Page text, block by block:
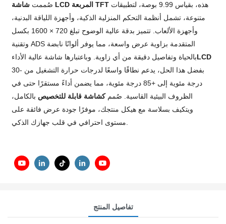
صُممت
شاشة LCD المربعة TFT
متنوعة، تشمل أنظمة التحكم المنزلية الذكية، وأجهزة اللياقة البدنية،
وأجهزة الألعاب. تتميز بدقة عالية الوضوح تبلغ 720 × 1600 بكسل
وتقنية ADS المتقدمة بزاوية عرض واسعة، مما يوفر ألوانًا نابضة
بالحياة وتفاصيل دقيقة من أي زاوية. وباعتبارها شاشة عالية الأداءLCD
بفضل هذا الحل، يدعم نطاقًا واسعًا لدرجات حرارة التشغيل من -30
درجة مئوية إلى +85 درجة مئوية، مما يضمن أداءً مستقرًا حتى في
الظروف البيئية القاسية. صُممكشاشة قابلة للتخصيص بالكامل،
ويتكيف بسلاسة مع هيكل منتجك، موفرًا جودة عرض فائقة على
تفاصيل المنتج